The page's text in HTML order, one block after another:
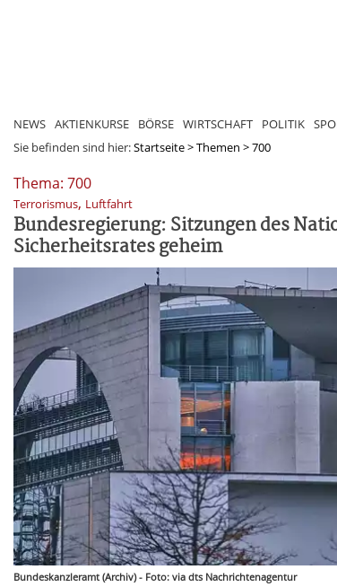
NEWS AKTIENKURSE BÖRSE WIRTSCHAFT POLITIK
Sie befinden sind hier:Startseite>Themen >700
Thema: 700
Terrorismus, Luftfahrt
Bundesregierung: Sitzungen des
Sicherheitsrates geheim
Bundeskanzleramt (Archiv) - Foto: via dts Nachrichtenagentur